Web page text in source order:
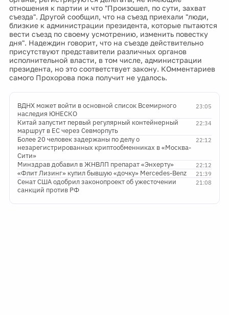
отношения к партии и что "Произошел, по сути, захват
съезда". Другой сообщил, что на съезд приехали "люди,
близкие к администрации президента, которые пытаются
вести съезд по своему усмотрению, изменить повестку
дня". Надеждин говорит, что на съезде действительно
присутствуют представители различных органов
исполнительной власти, в том числе, администрации
президента, но это соответствует закону. КОмментариев
самого Прохорова пока получит не удалось.
23:05
ВДНХ может войти в основной список Всемирного
наследия ЮНЕСКО
22:34
Китай запустит первый регулярный контейнерный
маршрут в ЕС через Севморпуть
22:12
Более 20 человек задержаны по делу о
незарегистрированных криптообменниках в «Москва-
Сити»
22:12
Минздрав добавил в ЖНВЛП препарат «Энхерту»
21:39
«Флит Лизинг» купил бывшую «дочку» Mercedes-Benz
21:08
Сенат США одобрил законопроект об ужесточении
санкций против РФ